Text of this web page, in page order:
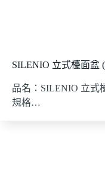
SILENIO 立式檯面盆
品名：SILENIO 立式
規格…